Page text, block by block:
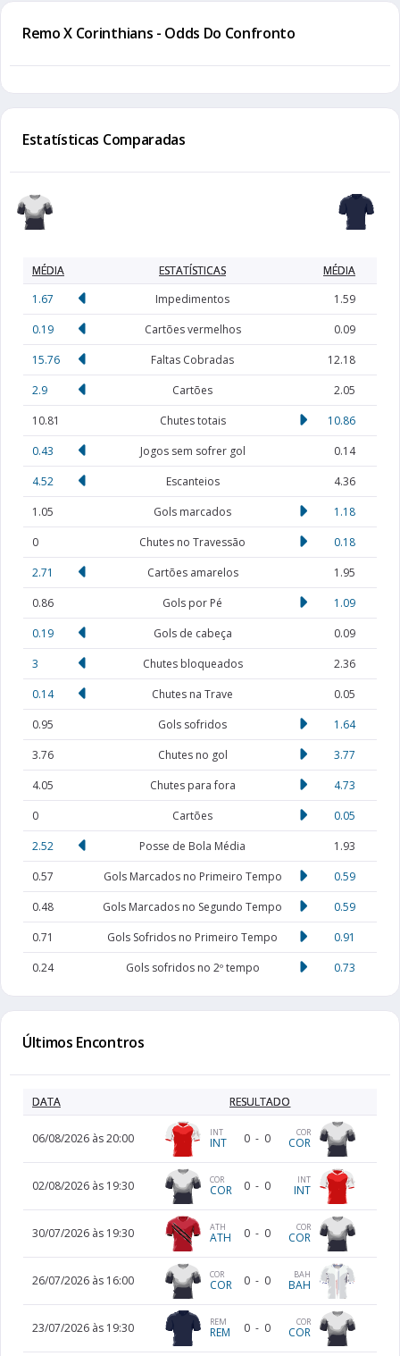
Remo X Corinthians - Odds Do Confronto
Estatísticas Comparadas
MÉDIA ESTATÍSTICAS
MÉDIA
1.67
Impedimentos
1.59
0.19
Cartões vermelhos
0.09
15.76
Faltas Cobradas
12.18
2.9
Cartões
2.05
10.81
Chutes totais
10.86
0.43
Jogos sem sofrer gol
0.14
4.52
Escanteios
4.36
1.05
Gols marcados
1.18
0
Chutes no Travessão
0.18
2.71
Cartões amarelos
1.95
0.86
Gols por Pé
1.09
0.19
Gols de cabeça
0.09
3
Chutes bloqueados
2.36
0.14
Chutes na Trave
0.05
0.95
Gols sofridos
1.64
3.76
Chutes no gol
3.77
4.05
Chutes para fora
4.73
0
Cartões
0.05
2.52
Posse de Bola Média
1.93
0.57
Gols Marcados no Primeiro Tempo
0.59
0.48
Gols Marcados no Segundo Tempo
0.59
0.71
Gols Sofridos no Primeiro Tempo
0.91
0.24
Gols sofridos no 2º tempo 0.73
Últimos Encontros
DATA RESULTADO
06/08/2026 às 20:00 INT
INT 0 - 0 COR
COR
02/08/2026 às 19:30 COR
COR 0 - 0 INT
INT
30/07/2026 às 19:30 ATH
ATH 0 - 0 COR
COR
26/07/2026 às 16:00 COR
COR 0 - 0 BAH
BAH
23/07/2026 às 19:30 REM
REM 0 - 0 COR
COR